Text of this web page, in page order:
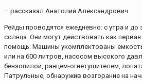
– рассказал Анатолий Александрович.
Рейды проводятся ежедневно: с утра и до
солнца. Они могут действовать как первая
помощь. Машины укомплектованы
или на 600 литров, насосом высокого
бензопилой, ранцем-огнетушителем,
Патрульные, обнаружив возгорание на